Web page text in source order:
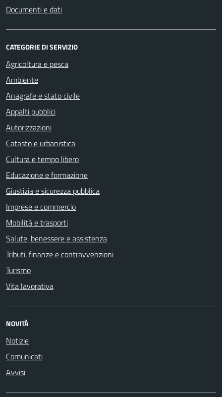
Documenti e dati
CATEGORIE DI SERVIZIO
Agricoltura e pesca
Ambiente
Anagrafe e stato civile
Appalti pubblici
Autorizzazioni
Catasto e urbanistica
Cultura e tempo libero
Educazione e formazione
Giustizia e sicurezza pubblica
Imprese e commercio
Mobilità e trasporti
Salute, benessere e assistenza
Tributi, finanze e contravvenzioni
Turismo
Vita lavorativa
NOVITÀ
Notizie
Comunicati
Avvisi